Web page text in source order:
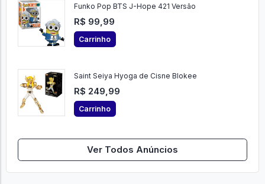
Funko Pop BTS J-Hope 421 Versão
R$ 99,99
Carrinho
Saint Seiya Hyoga de Cisne Blokee
R$ 249,99
Carrinho
Ver Todos Anúncios